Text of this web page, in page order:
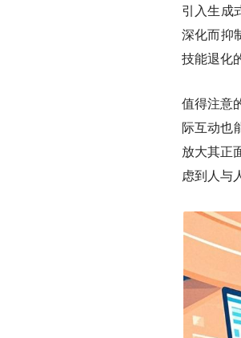
引入生成
深化而抑
技能退化
值得注意
际互动也
放大其正
虑到人与